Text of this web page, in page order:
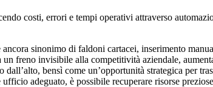
costi, errori e tempi operativi attraverso
sinonimo di faldoni cartacei, inserimento
freno invisibile alla competitività aziendale,
bensì come un’opportunità strategica per
adeguato, è possibile recuperare risorse